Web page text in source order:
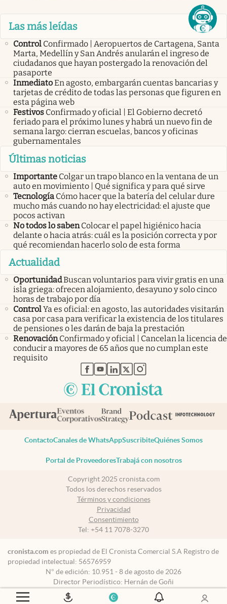
Las más leídas
Control Confirmado | Aeropuertos de Cartagena, Santa
Marta, Medellín y San Andrés anularán el ingreso de
ciudadanos que hayan postergado la renovación del
pasaporte
InmediatoEn agosto, embargarán cuentas bancarias y
tarjetas de crédito de todas las personas que figuren en
esta página web
Festivos Confirmado y oficial | El Gobierno decretó
feriado para el próximo lunes y habrá un nuevo fin de
semana largo: cierran escuelas, bancos y oficinas
gubernamentales
Últimas noticias
Importante Colgar un trapo blanco en la ventana de un
auto en movimiento | Qué significa y para qué sirve
Tecnología Cómo hacer que la batería del celular dure
mucho más cuando no hay electricidad: el ajuste que
pocos activan
No todos lo saben Colocar el papel higiénico hacia
delante o hacia atrás: cuál es la posición correcta y por
qué recomiendan hacerlo solo de esta forma
Actualidad
OportunidadBuscan voluntarios para vivir gratis en una
isla griega: ofrecen alojamiento, desayuno y solo cinco
horas de trabajo por día
ControlYa es oficial: en agosto, las autoridades visitarán
casa por casa para verificar la existencia de los titulares
de pensiones o les darán de baja la prestación
Renovación Confirmado y oficial | Cancelan la licencia de
conducir a mayores de 65 años que no cumplan este
requisito
abre en nueva pestaña
abre en nueva pestaña
abre en nueva pestaña
abre en nueva pestaña
abre en nueva pestaña
ContactoCanales de WhatsAppSuscribiteQuiénes Somos
Portal de ProveedoresTrabajá con nosotros
Copyright 2025 cronista.com
Todos los derechos reservados
Términos y condiciones
Privacidad
Consentimiento
Tel: +54 11 7078-3270
cronista.com es propiedad de El Cronista Comercial S.A Registro de
propiedad intelectual: 56576959
N° de edición: 10.951 - 8 de agosto de 2026
Director Periodístico: Hernán de Goñi